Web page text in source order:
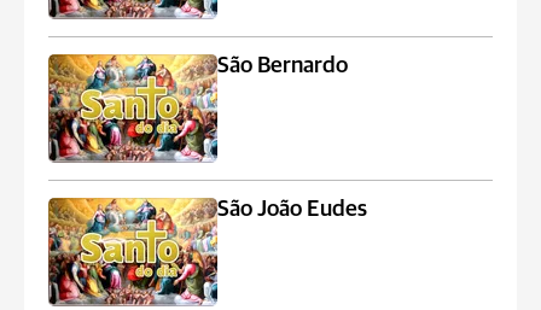
São Bernardo
São João Eudes